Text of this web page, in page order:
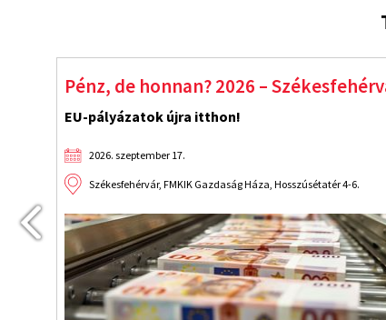
Start! Indulnak az EU-pályázatok!
Fejlődés újraindítva!
2026. szeptember 9.
Budapest, Benczúr Hotel VI. Benczúr utca 35